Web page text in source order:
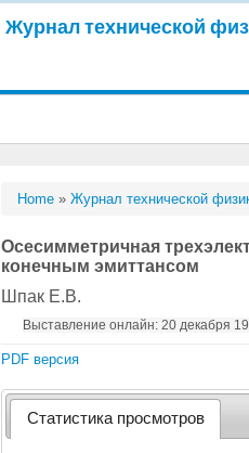
Журнал технической
Home »Журнал технической
Осесимметричная
конечным эмиттансом
Шпак Е.В.
Выставление онлайн: 20 декабря
PDF версия
Статистика просмотров